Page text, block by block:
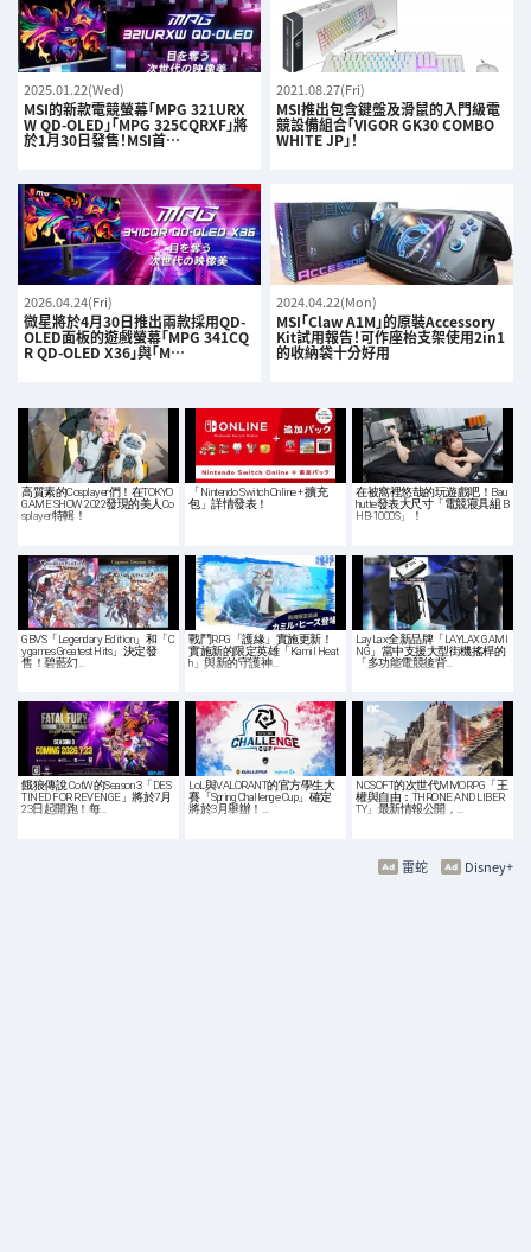
2025.01.22(Wed)
MSI的新款電競螢幕「MPG 321URX
W QD-OLED」「MPG 325CQRXF」將
於1月30日發售！MSI首…
2021.08.27(Fri)
MSI推出包含鍵盤及滑鼠的入門級電
競設備組合「VIGOR GK30 COMBO
WHITE JP」！
2026.04.24(Fri)
微星將於4月30日推出兩款採用QD-
OLED面板的遊戲螢幕「MPG 341CQ
R QD-OLED X36」與「M…
2024.04.22(Mon)
MSI「Claw A1M」的原裝Accessory
Kit試用報告！可作座枱支架使用2in1
的收納袋十分好用
高質素的Cosplayer們！在TOKYO
GAME SHOW 2022發現的美人Co
splayer特輯！
「Nintendo Switch Online + 擴充
包」詳情發表！
在被窩裡悠哉的玩遊戲吧！Bau
hutte發表大尺寸「電競寢具組 B
HB-1000S」！
GBVS「Legendary Edition」和「C
ygames Greatest Hits」決定發
售！碧藍幻…
戰鬥RPG「護緣」實施更新！
實施新的限定英雄「Kamil Heat
h」與新的守護神…
LayLax全新品牌「LAYLAX GAMI
NG」當中支援大型街機搖桿的
「多功能電競後背…
餓狼傳說 CotW的Season 3「DES
TINED FOR REVENGE」將於7月
23日起開跑！每…
LoL與VALORANT的官方學生大
賽「Spring Challenge Cup」確定
將於3月舉辦！…
NCSOFT的次世代MMORPG「王
權與自由：THRONE AND LIBER
TY」最新情報公開，…
Disney+
雷蛇